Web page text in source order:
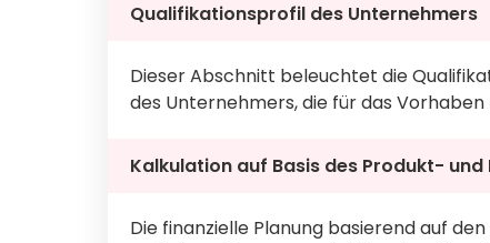
Qualifikationsprofil des Unternehmers
Dieser Abschnitt beleuchtet die
des Unternehmers, die für das Vorhaben
Kalkulation auf Basis des Produkt-
Die finanzielle Planung basierend auf